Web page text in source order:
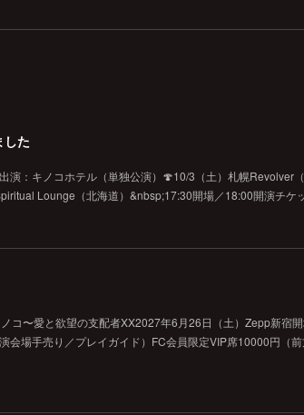
した
演：キノコホテル（単独公演）🍄10/3（土）札幌Revolver
Lounge（北海道）&nbsp;17:30開場／18:00開演チ
コ〜愛と欲望の支配者XX2027年6月26日（土）Zepp新宿開
会場手売り／プレイガイド）FC会員限定VIP席10000円（